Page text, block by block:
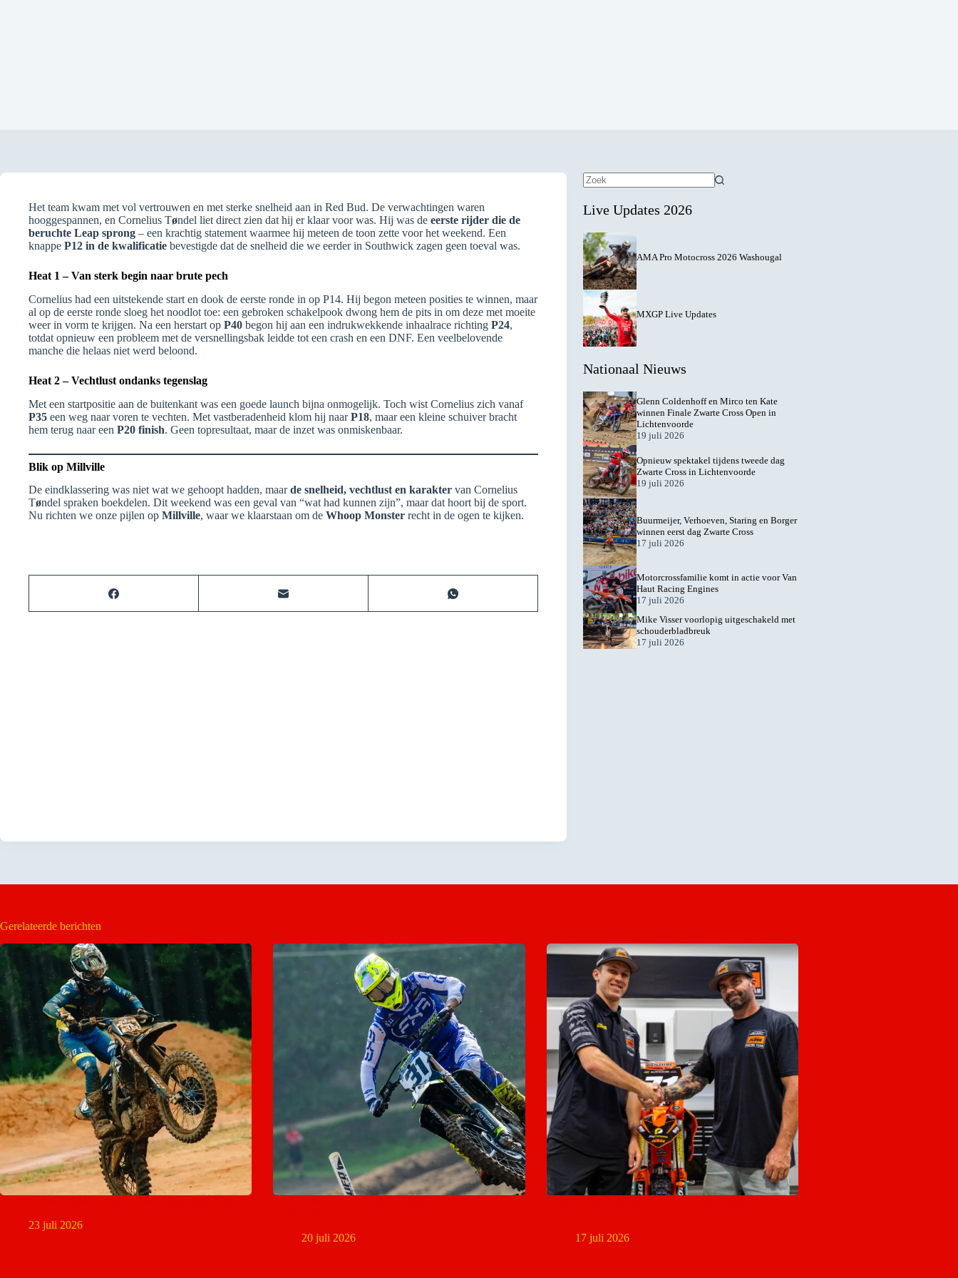
Het team kwam met vol vertrouwen en met sterke snelheid aan in Red Bud. De verwachtingen waren
hooggespannen, en Cornelius Tøndel liet direct zien dat hij er klaar voor was. Hij was de eerste rijder die de
beruchte Leap sprong – een krachtig statement waarmee hij meteen de toon zette voor het weekend. Een
knappe P12 in de kwalificatie bevestigde dat de snelheid die we eerder in Southwick zagen geen toeval was.
Heat 1 – Van sterk begin naar brute pech
Cornelius had een uitstekende start en dook de eerste ronde in op P14. Hij begon meteen posities te winnen, maar
al op de eerste ronde sloeg het noodlot toe: een gebroken schakelpook dwong hem de pits in om deze met moeite
weer in vorm te krijgen. Na een herstart op P40 begon hij aan een indrukwekkende inhaalrace richting P24,
totdat opnieuw een probleem met de versnellingsbak leidde tot een crash en een DNF. Een veelbelovende
manche die helaas niet werd beloond.
Heat 2 – Vechtlust ondanks tegenslag
Met een startpositie aan de buitenkant was een goede launch bijna onmogelijk. Toch wist Cornelius zich vanaf
P35 een weg naar voren te vechten. Met vastberadenheid klom hij naarP18, maar een kleine schuiver bracht
hem terug naar een P20 finish. Geen topresultaat, maar de inzet was onmiskenbaar.
Blik op Millville
De eindklassering was niet wat we gehoopt hadden, maarde snelheid, vechtlust en karakter van Cornelius
Tøndel spraken boekdelen. Dit weekend was een geval van “wat had kunnen zijn”, maar dat hoort bij de sport.
Nu richten we onze pijlen op Millville, waar we klaarstaan om de Whoop Monster recht in de ogen te kijken.
resultaten
Live Updates 2026
AMA Pro Motocross 2026 Washougal
MXGP Live Updates
Nationaal Nieuws
Glenn Coldenhoff en Mirco ten Kate
winnen Finale Zwarte Cross Open in
Lichtenvoorde
19 juli 2026
Opnieuw spektakel tijdens tweede dag
Zwarte Cross in Lichtenvoorde
19 juli 2026
Buurmeijer, Verhoeven, Staring en Borger
winnen eerst dag Zwarte Cross
17 juli 2026
Motorcrossfamilie komt in actie voor Van
Haut Racing Engines
17 juli 2026
Mike Visser voorlopig uitgeschakeld met
schouderbladbreuk
17 juli 2026
Gerelateerde berichten
23 juli 2026
20 juli 2026
17 juli 2026